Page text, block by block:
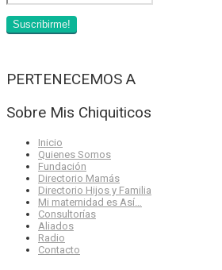
PERTENECEMOS A
Sobre Mis Chiquiticos
Inicio
Quienes Somos
Fundación
Directorio Mamás
Directorio Hijos y Familia
Mi maternidad es Así…
Consultorías
Aliados
Radio
Contacto